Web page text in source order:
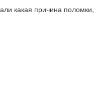
какая причина поломки,